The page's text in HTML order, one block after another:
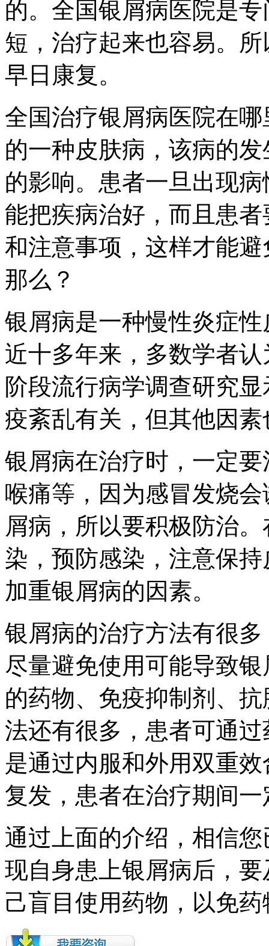
的。全国银屑病医院是
短，治疗起来也容易。
早日康复。
全国治疗银屑病医院在
的一种皮肤病，该病的
的影响。患者一旦出现
能把疾病治好，而且患
和注意事项，这样才能
那么？
银屑病是一种慢性炎症
近十多年来，多数学者
阶段流行病学调查研究
疫紊乱有关，但其他因
银屑病在治疗时，一定
喉痛等，因为感冒发烧
屑病，所以要积极防治
染，预防感染，注意保
加重银屑病的因素。
银屑病的治疗方法有很
尽量避免使用可能导致
的药物、免疫抑制剂、
法还有很多，患者可通
是通过内服和外用双重
复发，患者在治疗期间
通过上面的介绍，相信
现自身患上银屑病后，
己盲目使用药物，以免